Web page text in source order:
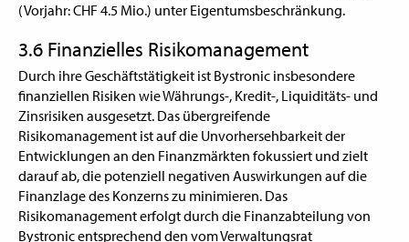
(Vorjahr: CHF 4.5 Mio.) unter Eigentumsbeschränkung.
3.6 Finanzielles Risikomanagement
Durch ihre Geschäftstätigkeit ist Bystronic insbesondere
finanziellen Risiken wie Währungs-, Kredit-, Liquiditäts- und
Zinsrisiken ausgesetzt. Das übergreifende
Risikomanagement ist auf die Unvorhersehbarkeit der
Entwicklungen an den Finanzmärkten fokussiert und zielt
darauf ab, die potenziell negativen Auswirkungen auf die
Finanzlage des Konzerns zu minimieren. Das
Risikomanagement erfolgt durch die Finanzabteilung von
Bystronic entsprechend den vom Verwaltungsrat